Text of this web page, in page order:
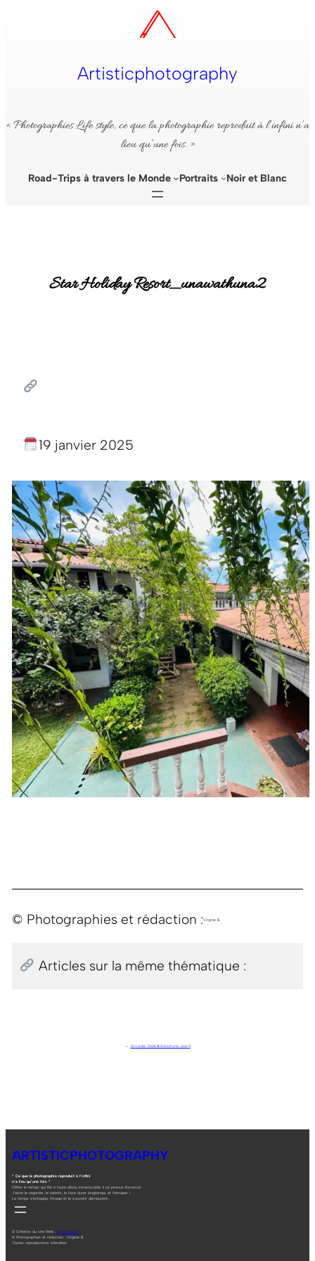
Artisticphotography
« Photographies Life style, ce que la photographie reproduit à l’infini n’a
lieu qu’une fois. »
Road-Trips à travers le Monde Portraits Noir et Blanc
Star Holiday Resort_unawathuna2
19 janvier 2025
© Photographies et rédaction :Virginie B.
Articles sur la même thématique :
← Sri Lanka . Galle & Unawatuna . Jour 4
ARTISTICPHOTOGRAPHY
“ Ce que la photographie reproduit à l’infini
n’a lieu qu’une fois ”
Défier le temps qui file à toute allure, insaisissable, il se presse d’avancer.
J’aime le regarder, le ralentir, le faire durer longtemps et l’attraper !
Le temps s’échappe, l’image et le souvenir demeurent…
© Création du site Web : digitalneed.fr
© Photographies et rédaction : Virginie B.
Toutes reproductions interdites